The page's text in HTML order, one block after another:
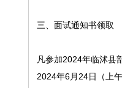
三、面试通知书领取
凡参加2024年临沭县
2024年6月24日（上